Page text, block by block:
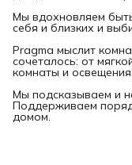
Мы вдохновляем
себя и близких и
Pragma мыслит
сочеталось: от
комнаты и освещения.
Мы подсказываем и
Поддерживаем
домом.